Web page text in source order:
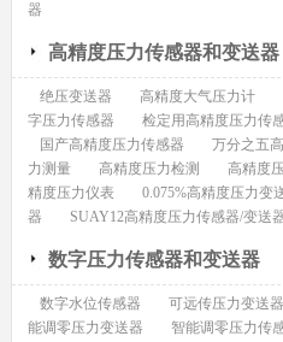
器
高精度压力传感器和变送器
绝压变送器 高精度大气压力计
字压力传感器
检定用高精度压力传
国产高精度压力传感器
万分之五
力测量
高精度压力检测 高精度
精度压力仪表
0.075%高精度压力变
器
SUAY12高精度压力传感器/变送
数字压力传感器和变送器
数字水位传感器 可远传压力变送器
能调零压力变送器
智能调零压力传